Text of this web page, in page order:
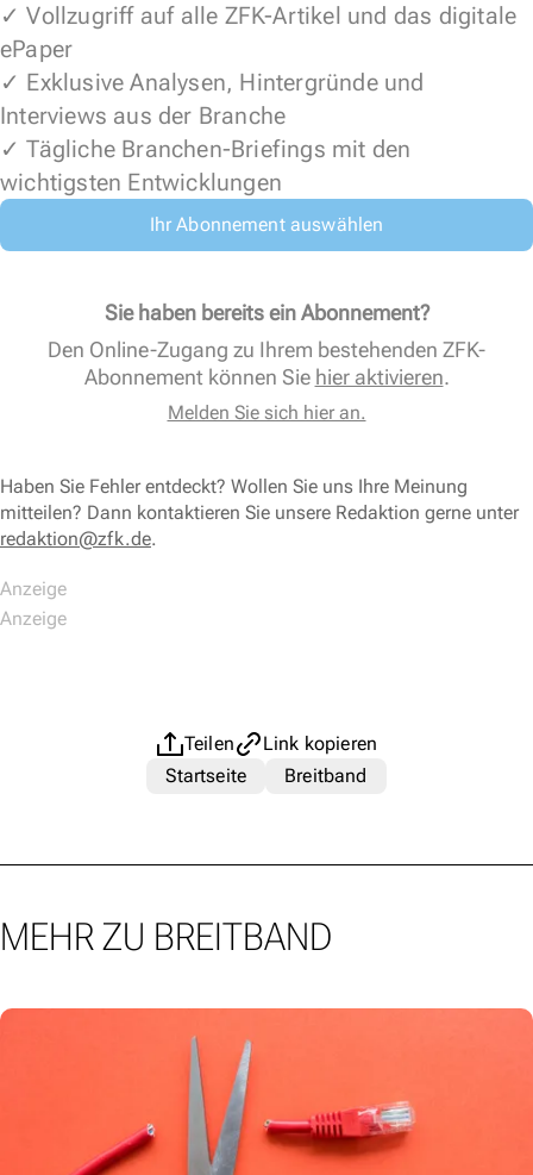
✓ Vollzugriff auf alle ZFK-Artikel und das digitale
ePaper
✓ Exklusive Analysen, Hintergründe und
Interviews aus der Branche
✓ Tägliche Branchen-Briefings mit den
wichtigsten Entwicklungen
Ihr Abonnement auswählen
Sie haben bereits ein Abonnement?
Den Online-Zugang zu Ihrem bestehenden ZFK-
Abonnement können Sie hier aktivieren.
Melden Sie sich hier an.
Haben Sie Fehler entdeckt? Wollen Sie uns Ihre Meinung
mitteilen? Dann kontaktieren Sie unsere Redaktion gerne unter
redaktion@zfk.de.
Teilen
Link kopieren
Startseite
Breitband
MEHR ZU BREITBAND